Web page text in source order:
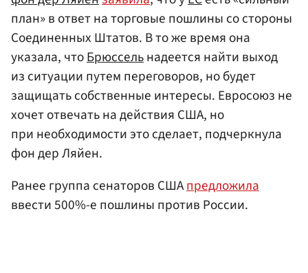
план» в ответ на торговые пошлины со стороны
Соединенных Штатов. В то же время она
указала, чтоБрюссельнадеется найти выход
из ситуации путем переговоров, но будет
защищать собственные интересы. Евросоюз не
хочет отвечать на действия США, но
при необходимости это сделает, подчеркнула
фон дер Ляйен.
Ранее группа сенаторов СШАпредложила
ввести 500%-е пошлины против России.